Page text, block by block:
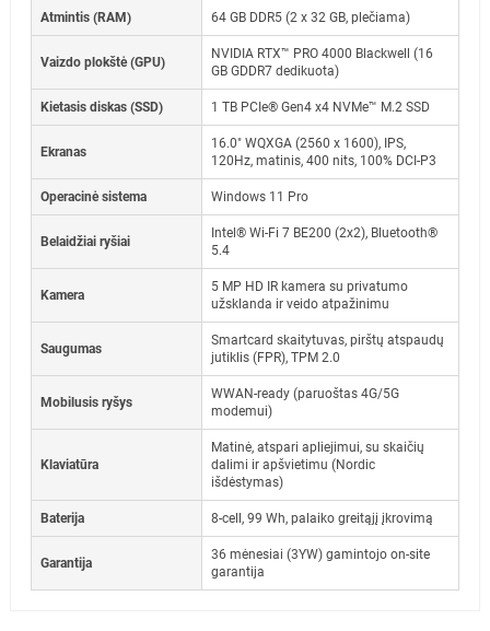
Atmintis (RAM) 64 GB DDR5 (2 x 32 GB, plečiama)
Vaizdo plokštė (GPU)
NVIDIA RTX™ PRO 4000 Blackwell (16
GB GDDR7 dedikuota)
Kietasis diskas (SSD) 1 TB PCIe® Gen4 x4 NVMe™ M.2 SSD
Ekranas
16.0" WQXGA (2560 x 1600), IPS,
120Hz, matinis, 400 nits, 100% DCI-P3
Operacinė sistema Windows 11 Pro
Belaidžiai ryšiai
Intel® Wi-Fi 7 BE200 (2x2), Bluetooth®
5.4
Kamera
5 MP HD IR kamera su privatumo
užsklanda ir veido atpažinimu
Saugumas
Smartcard skaitytuvas, pirštų atspaudų
jutiklis (FPR), TPM 2.0
Mobilusis ryšys
WWAN-ready (paruoštas 4G/5G
modemui)
Klaviatūra
Matinė, atspari apliejimui, su skaičių
dalimi ir apšvietimu (Nordic
išdėstymas)
Baterija 8-cell, 99 Wh, palaiko greitąjį įkrovimą
Garantija
36 mėnesiai (3YW) gamintojo on-site
garantija